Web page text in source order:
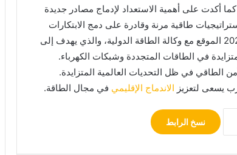
أكدت على أهمية الاستعداد لإدماج مصادر جديدة
طاقية مرنة وقادرة على دمج الابتكارات
التكنولوجية بسرعة. وأشارت إلى برنامج العمل للفترة 2024-2026 الموقع مع وكالة الطاقة الدولية، والذي يهدف إلى
في الطاقات المتجددة وشبكات الكهرباء.
الطاقي في ظل التحديات العالمية المتزايدة.
يسعى لتعزيز الاندماج الإقليمي في مجال الطاقة.
نسخ الرابط